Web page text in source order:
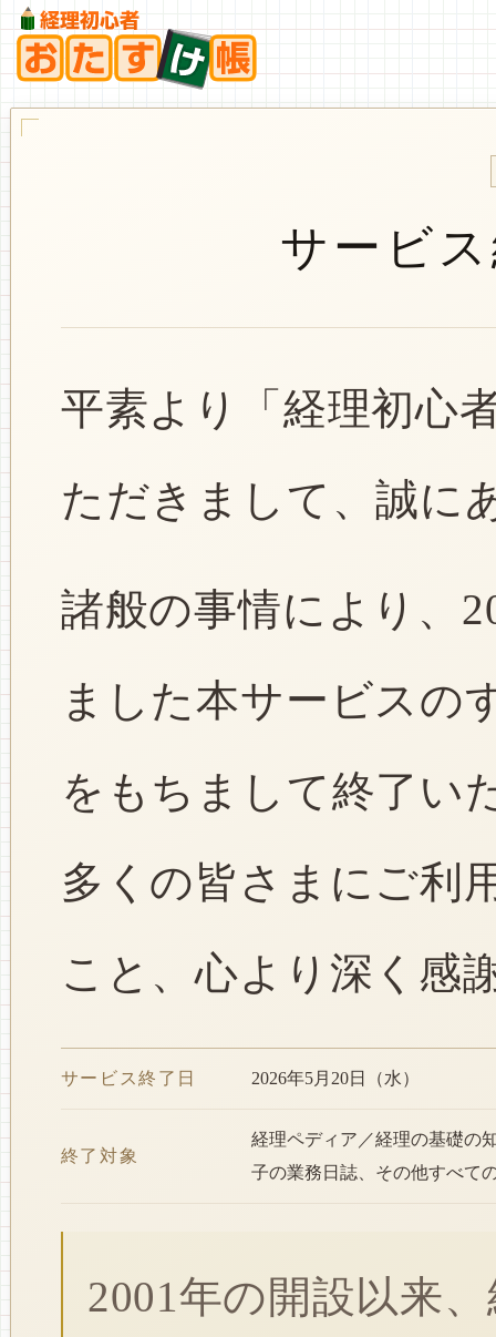
サービ
平素より「経理初心
ただきまして、誠に
諸般の事情により、
ました本サービスの
をもちまして終了い
多くの皆さまにご利
こと、心より深く感
サービス終了日 2026年5月20日（水）
終了対象
経理ペディア／経理の基礎の
子の業務日誌、その他すべて
2001年の開設以来